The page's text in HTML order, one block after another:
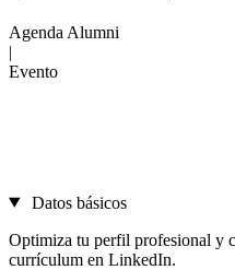
Agenda Alumni
|
Evento
Datos básicos
Optimiza tu perfil profesional y
currículum en LinkedIn.